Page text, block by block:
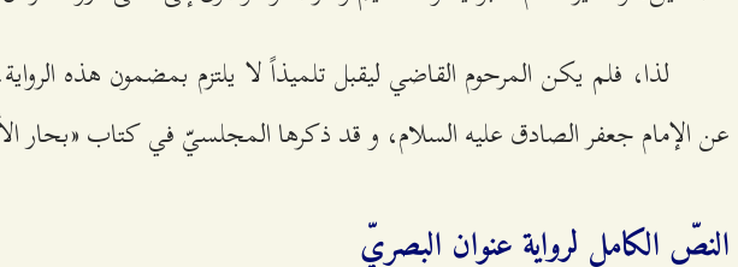
لذا، فلم يكن المرحوم القاضي ليقبل تلميذاً لا يلتزم بمضمون هذه
عن الإمام جعفر الصادق عليه السلام، و قد ذكرها المجلسيّ في كتاب «بحار
النصّ الكامل لرواية عنوان البصريّ‌